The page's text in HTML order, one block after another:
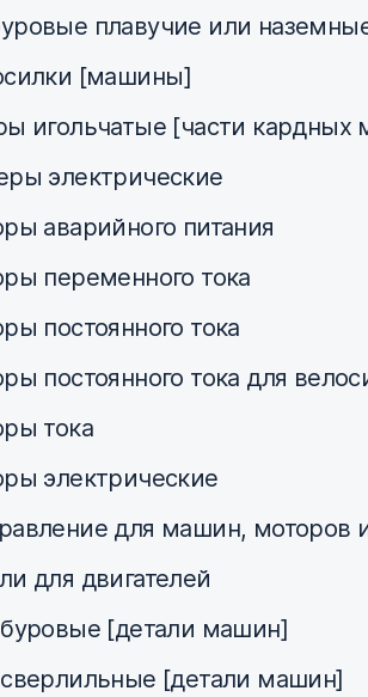
плавучие или
[машины]
игольчатые [части кардных
электрические
аварийного питания
переменного тока
постоянного тока
постоянного тока для
тока
электрические
для машин, моторов
для двигателей
буровые [детали машин]
[детали машин]